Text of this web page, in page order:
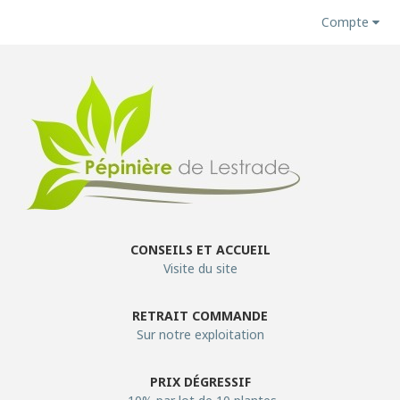
Compte
CONSEILS ET ACCUEIL
Visite du site
RETRAIT COMMANDE
Sur notre exploitation
PRIX DÉGRESSIF